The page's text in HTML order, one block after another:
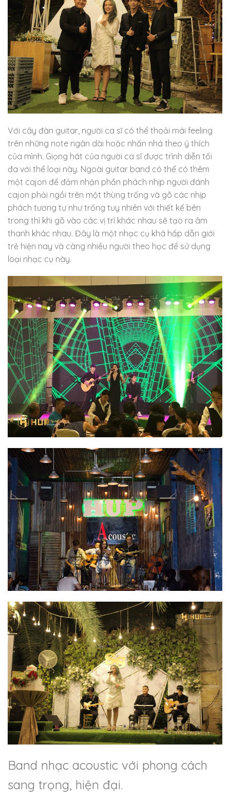
Với cây đàn guitar, người ca sĩ có thể thoải mái feeling
trên những note ngân dài hoặc nhấn nhá theo ý thích
của mình. Giọng hát của người ca sĩ được trình diễn tối
đa với thể loại này. Ngoài guitar band có thể có thêm
một cajon để đảm nhận phần phách nhịp người đánh
cajon phải ngồi trên một thùng trống và gõ các nhịp
phách tương tự như trống tuy nhiên với thiết kế bên
trong thì khi gõ vào các vị trí khác nhau sẽ tạo ra âm
thanh khác nhau. Đây là một nhạc cụ khá hấp dẫn giới
trẻ hiện nay và càng nhiều người theo học để sử dụng
loại nhạc cụ này.
Band nhạc acoustic với phong cách
sang trọng, hiện đại.